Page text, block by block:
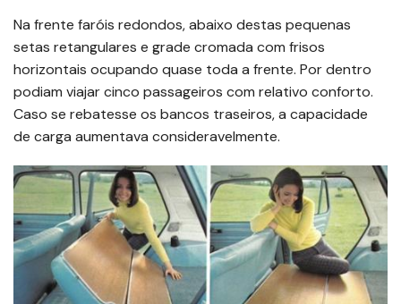
Na frente faróis redondos, abaixo destas pequenas
setas retangulares e grade cromada com frisos
horizontais ocupando quase toda a frente. Por dentro
podiam viajar cinco passageiros com relativo conforto.
Caso se rebatesse os bancos traseiros, a capacidade
de carga aumentava consideravelmente.